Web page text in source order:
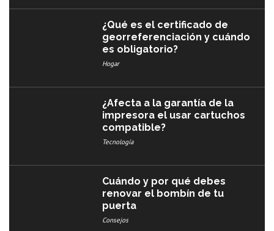
¿Qué es el certificado de
georreferenciación y cuándo
es obligatorio?
Hogar
¿Afecta a la garantía de la
impresora el usar cartuchos
compatible?
Tecnología
Cuándo y por qué debes
renovar el bombín de tu
puerta
Consejos